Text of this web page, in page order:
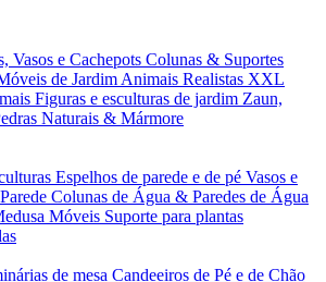
Vasos e Cachepots Colunas & Suportes
de Jardim Animais Realistas XXL
Figuras e esculturas de jardim Zaun,
Naturais & Mármore
Espelhos de parede e de pé Vasos e
Colunas de Água & Paredes de Água
Móveis Suporte para plantas
de mesa Candeeiros de Pé e de Chão